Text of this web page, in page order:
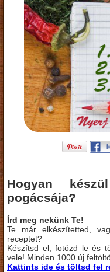
Hogyan
pogácsája?
Írd meg nekünk Te!
Te már elkészítetted,
receptet?
Készítsd el, fotózd le és
vele! Minden 1000 új
Kattints ide és töltsd fel